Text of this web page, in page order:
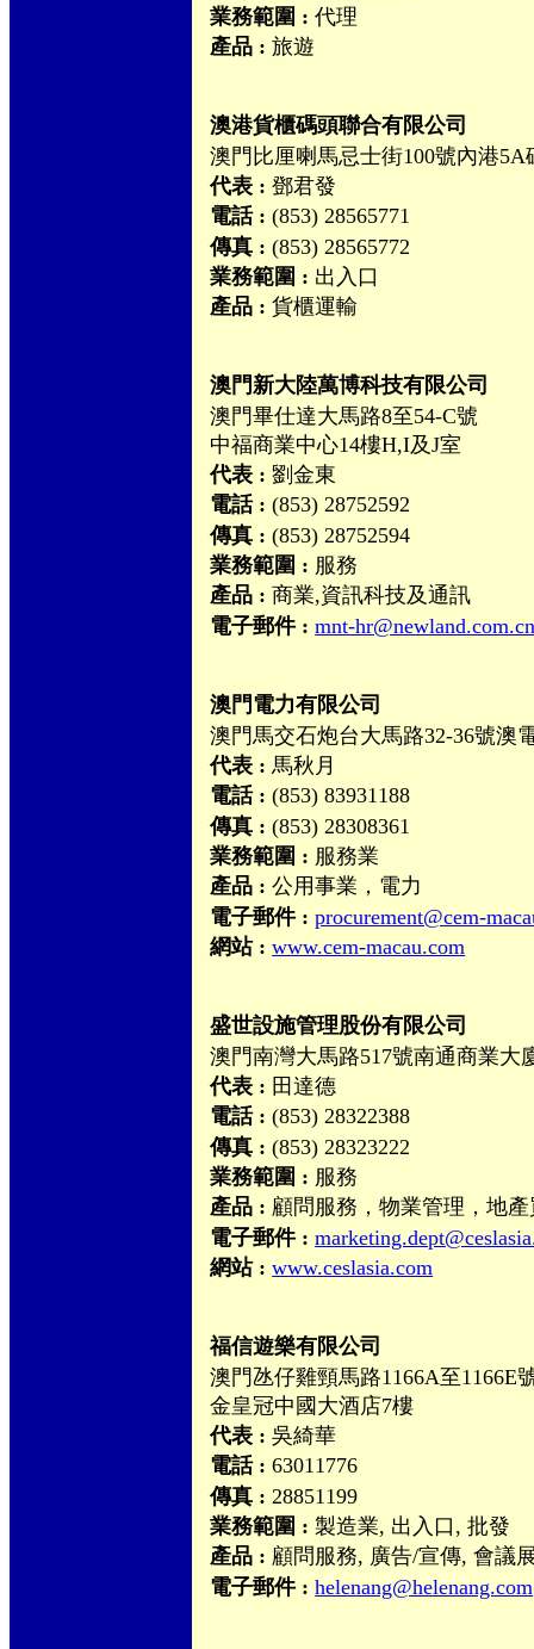
業務範圍 :代理
產品 :旅遊
澳港貨櫃碼頭聯合有限公司
澳門比厘喇馬忌士街100號內港5A
代表 :鄧君發
電話 :(853) 28565771
傳真 :(853) 28565772
業務範圍 : 出入口
產品 :貨櫃運輸
澳門新大陸萬博科技有限公司
澳門畢仕達大馬路8至54-C號
中福商業中心14樓H,I及J室
代表 :劉金東
電話 :(853) 28752592
傳真 :(853) 28752594
業務範圍 : 服務
產品 :商業,資訊科技及通訊
電子郵件 :mnt-
澳門電力有限公司
澳門馬交石炮台大馬路32-36號澳
代表 : 馬秋月
電話 :(853) 83931188
傳真 :(853) 28308361
業務範圍 : 服務業
產品 :公用事業，電力
電子郵件 :procurement@cem-
網站 :www.cem-macau.com
盛世設施管理股份有限公司
澳門南灣大馬路517號南通商業大
代表 : 田達德
電話 :(853) 28322388
傳真 :(853) 28323222
業務範圍 : 服務
產品 : 顧問服務，物業管理，地
電子郵件 :
網站 :www.ceslasia.com
福信遊樂有限公司
澳門氹仔雞頸馬路1166A至1166E
金皇冠中國大酒店7樓
代表 :吳綺華
電話 :63011776
傳真 : 28851199
業務範圍 : 製造業, 出入口, 批發
產品 : 顧問服務, 廣告/宣傳, 會議
電子郵件 :helenang@helenang.com